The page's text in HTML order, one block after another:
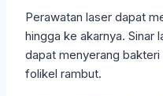
Perawatan laser dapat
hingga ke akarnya. Sinar
dapat menyerang
folikel rambut.